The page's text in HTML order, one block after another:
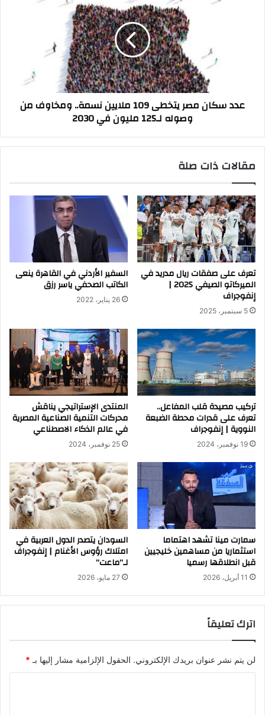
وصوله
عدد سكان مصر يتخطى 109 ملايين نسمة.. ومخاوف من
وصوله لـ125 مليون في 2030
مقالات ذات صلة
تعرف على صفقات ريال مدريد في
الميركاتو الصيفي 2025 |
إنفوجراف
5 سبتمبر، 2025
السفير الأردني في القاهرة ينعى
الكاتب الصحفي ياسر رزق
26 يناير، 2022
تركيب مصيدة قلب المفاعل..
تعرف على قدرات محطة الضبعة
النووية | إنفوجراف
19 نوفمبر، 2024
المنتدى الإستراتيجي يناقش
محركات التنمية الصناعية المصرية
في عالم الذكاء الاصطناعي
25 نوفمبر، 2024
سمارت مينا تشهد اهتماما
استثماريا من مساهمين خليجيين
قبل انطلاقها رسميا
11 أبريل، 2026
السودان يتصدر الدول العربية في
امتلاك رؤوس الأغنام | إنفوجراف
لـ”ماعت”
27 مايو، 2026
اترك تعليقاً
لن يتم نشر عنوان بريدك الإلكتروني. الحقول الإلزامية مشار إليها بـ *